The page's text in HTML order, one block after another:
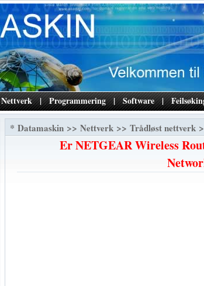
Nettverk | Programmering | Software |
* Datamaskin >> Nettverk >> Trådløst nettverk
Er NETGEAR Wireless